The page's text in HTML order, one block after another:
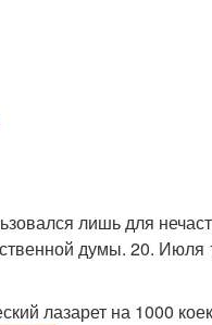
лишь для
думы. 20. Июля
лазарет на 1000